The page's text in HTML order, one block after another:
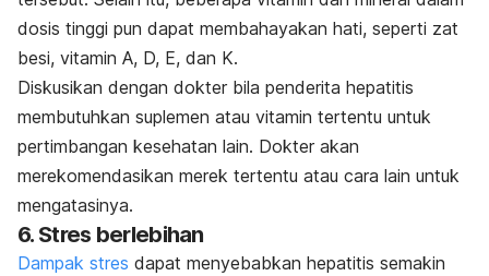
dosis tinggi pun dapat membahayakan hati, seperti zat
besi, vitamin A, D, E, dan K.
Diskusikan dengan dokter bila penderita hepatitis
membutuhkan suplemen atau vitamin tertentu untuk
pertimbangan kesehatan lain. Dokter akan
merekomendasikan merek tertentu atau cara lain untuk
mengatasinya.
6. Stres berlebihan
Dampak stres dapat menyebabkan hepatitis semakin